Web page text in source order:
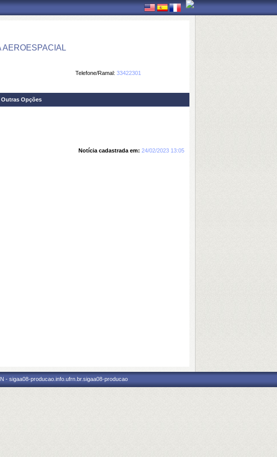
AEROESPACIAL
Telefone/Ramal: 33422301
Outras Opções
Notícia cadastrada em: 24/02/2023 13:05
- sigaa08-producao.info.ufrn.br.sigaa08-producao